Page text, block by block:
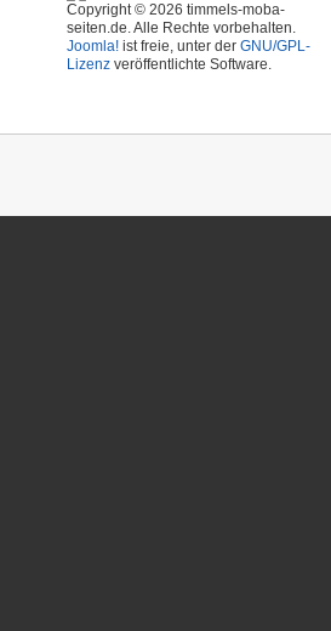
Copyright © 2026 timmels-moba-
seiten.de. Alle Rechte vorbehalten.
Joomla! ist freie, unter der GNU/GPL-
Lizenz veröffentlichte Software.